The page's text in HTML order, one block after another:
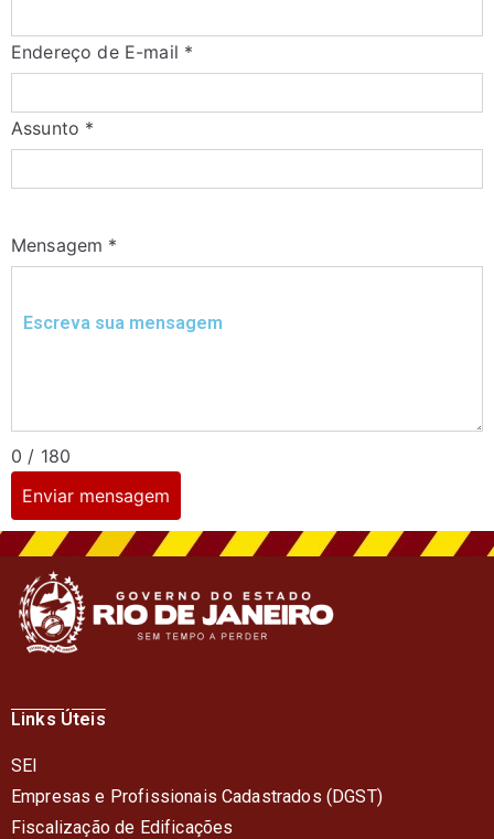
Endereço de E-mail *
Assunto *
Mensagem *
0 / 180
Enviar mensagem
Links Úteis
SEI
Empresas e Profissionais Cadastrados (DGST)
Fiscalização de Edificações